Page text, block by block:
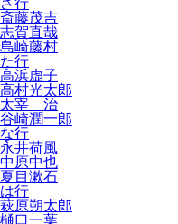
さ行
斎藤茂吉
志賀直哉
島崎藤村
た行
高浜虚子
高村光太郎
太宰 治
谷崎潤一郎
な行
永井荷風
中原中也
夏目漱石
は行
萩原朔太郎
樋口一葉